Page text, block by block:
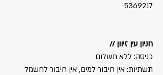
5369217
חניון עין זיוון //
כניסה: ללא תשלום
תשתיות: אין חיבור למים, אין חיבור לחשמל